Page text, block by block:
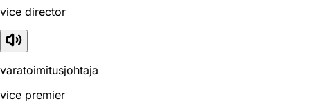
vice director
varatoimitusjohtaja
vice premier